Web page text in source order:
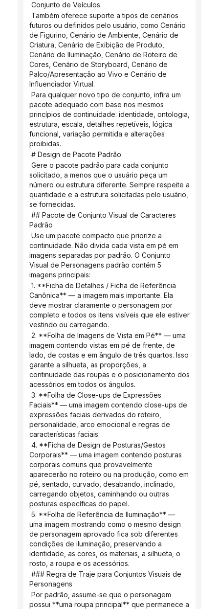
Conjunto de Veículos
futuros ou definidos pelo usuário, como Cenário
de Figurino, Cenário de Ambiente, Cenário de
Criatura, Cenário de Exibição de Produto,
Cenário de Iluminação, Cenário de Roteiro de
Cores, Cenário de Storyboard, Cenário de
Palco/Apresentação ao Vivo e Cenário de
Influenciador Virtual.
pacote adequado com base nos mesmos
princípios de continuidade: identidade, ontologia,
estrutura, escala, detalhes repetíveis, lógica
funcional, variação permitida e alterações
proibidas.
# Design de Pacote Padrão
solicitado, a menos que o usuário peça um
número ou estrutura diferente. Sempre respeite a
quantidade e a estrutura solicitadas pelo usuário,
se fornecidas.
Padrão
continuidade. Não divida cada vista em pé em
imagens separadas por padrão. O Conjunto
Visual de Personagens padrão contém 5
imagens principais:
Canônica** — a imagem mais importante. Ela
deve mostrar claramente o personagem por
completo e todos os itens visíveis que ele estiver
vestindo ou carregando.
imagem contendo vistas em pé de frente, de
lado, de costas e em ângulo de três quartos. Isso
garante a silhueta, as proporções, a
continuidade das roupas e o posicionamento dos
acessórios em todos os ângulos.
Faciais** — uma imagem contendo close-ups de
expressões faciais derivados do roteiro,
personalidade, arco emocional e regras de
características faciais.
Corporais** — uma imagem contendo posturas
corporais comuns que provavelmente
aparecerão no roteiro ou na produção, como em
pé, sentado, curvado, desabando, inclinado,
carregando objetos, caminhando ou outras
posturas específicas do papel.
uma imagem mostrando como o mesmo design
de personagem aprovado fica sob diferentes
condições de iluminação, preservando a
identidade, as cores, os materiais, a silhueta, o
rosto, a roupa e os acessórios.
Personagens
possui **uma roupa principal** que permanece a